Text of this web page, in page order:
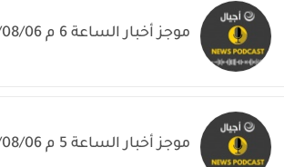
موجز أخبار الساعة 6 م 2026/08/06
موجز أخبار الساعة 5 م 2026/08/06